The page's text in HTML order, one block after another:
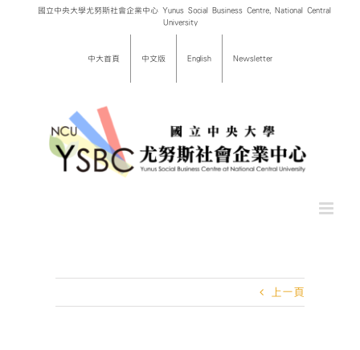
國立中央大學尤努斯社會企業中心 Yunus Social Business Centre, National Central
University
中大首頁 中文版 English Newsletter
上一頁